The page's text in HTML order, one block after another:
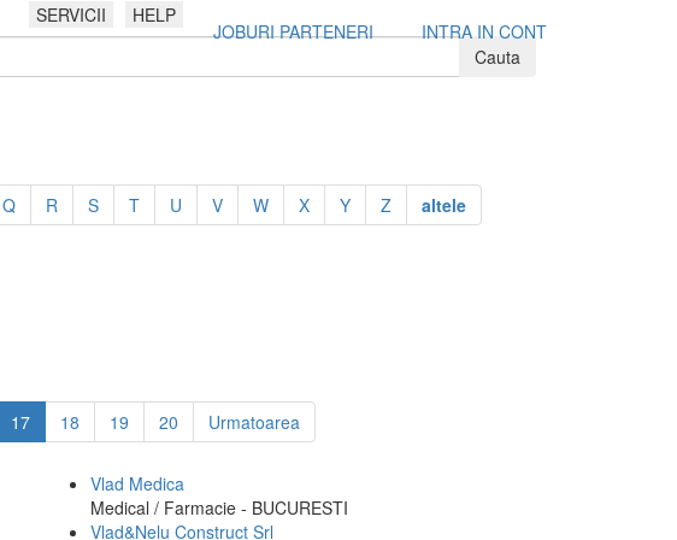
SERVICII HELP
JOBURI PARTENERI INTRA IN CONT
Q R S T U V W X Y Z altele
17 18 19 20 Urmatoarea
Vlad Medica
Medical / Farmacie - BUCURESTI
Vlad&Nelu Construct Srl